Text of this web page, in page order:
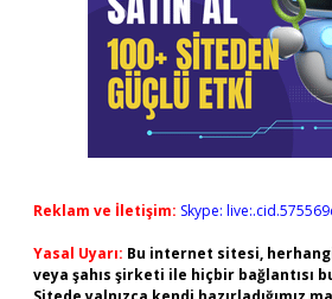
Reklam ve İletişim: Skype:
Yasal Uyarı: Bu internet sitesi,
veya şahıs şirketi ile hiçbir bağlantısı